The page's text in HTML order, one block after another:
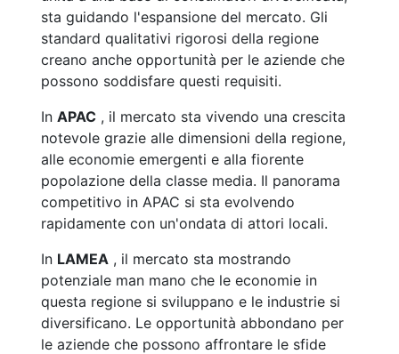
sta guidando l'espansione del mercato. Gli
standard qualitativi rigorosi della regione
creano anche opportunità per le aziende che
possono soddisfare questi requisiti.
In APAC , il mercato sta vivendo una crescita
notevole grazie alle dimensioni della regione,
alle economie emergenti e alla fiorente
popolazione della classe media. Il panorama
competitivo in APAC si sta evolvendo
rapidamente con un'ondata di attori locali.
In LAMEA , il mercato sta mostrando
potenziale man mano che le economie in
questa regione si sviluppano e le industrie si
diversificano. Le opportunità abbondano per
le aziende che possono affrontare le sfide